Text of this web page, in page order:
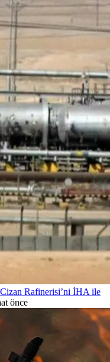
Rafinerisi’ni İHA ile
önce